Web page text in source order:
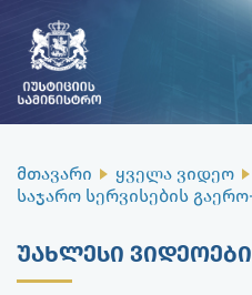
მთავარი
ყველა ვიდეო
ᲣᲐᲮᲚᲔᲡᲘ ᲕᲘᲓᲔᲝᲔᲑᲘ